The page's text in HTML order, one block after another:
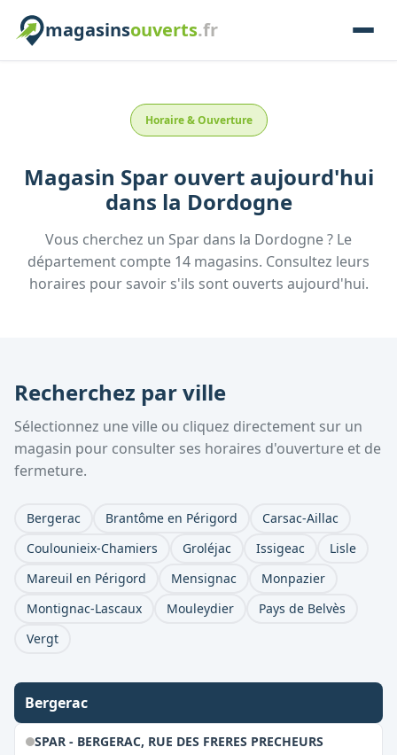
magasinsouverts.fr
Horaire & Ouverture
Magasin Sparouvert aujourd'hui
dans la Dordogne
Vous cherchez un Spar dans la Dordogne? Le
département compte 14 magasins. Consultez leurs
horaires pour savoir s'ils sont ouverts aujourd'hui.
Recherchez par ville
Sélectionnez une ville ou cliquez directement sur un
magasin pour consulter ses horaires d'ouverture et de
fermeture.
Bergerac Brantôme en Périgord
Carsac-Aillac
Coulounieix-Chamiers
Groléjac Issigeac
Lisle
Mareuil en Périgord
Mensignac
Monpazier
Montignac-Lascaux
Mouleydier
Pays de Belvès
Vergt
Bergerac
SPAR - BERGERAC, RUE DES FRERES PRECHEURS